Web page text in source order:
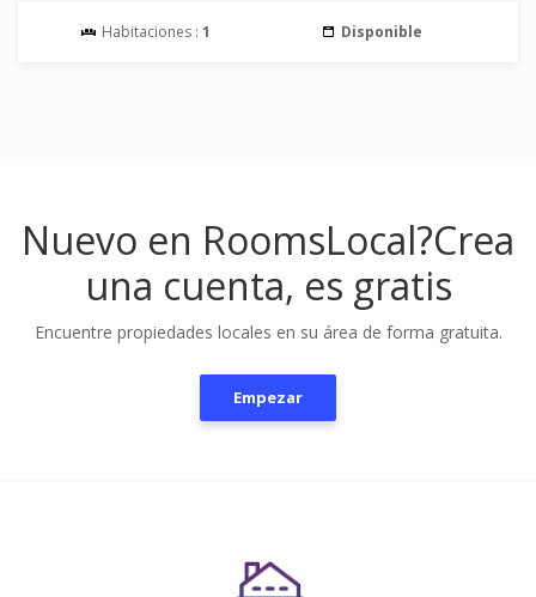
Habitaciones : 1 Disponible
Nuevo en RoomsLocal?Crea
una cuenta, es gratis
Encuentre propiedades locales en su área de forma gratuita.
Empezar